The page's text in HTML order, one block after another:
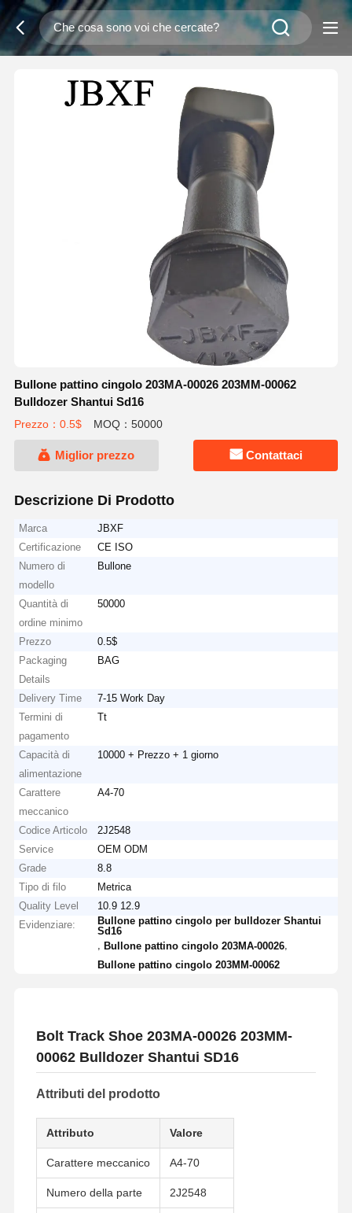
Bullone pattino cingolo 203MA-00026 203MM-00062
Bulldozer Shantui Sd16
Prezzo：0.5$ MOQ：50000
Miglior prezzo Contattaci
Descrizione Di Prodotto
Marca
JBXF
Certificazione
CE ISO
Numero di
modello
Bullone
Quantità di
ordine minimo
50000
Prezzo
0.5$
Packaging
Details
BAG
Delivery Time
7-15 Work Day
Termini di
pagamento
Tt
Capacità di
alimentazione
10000 + Prezzo + 1 giorno
Carattere
meccanico
A4-70
Codice Articolo
2J2548
Service
OEM ODM
Grade
8.8
Tipo di filo
Metrica
Quality Level
10.9 12.9
Evidenziare:
Bullone pattino cingolo per bulldozer Shantui
Sd16
,Bullone pattino cingolo 203MA-00026
Bullone pattino cingolo 203MM-00062
Bolt Track Shoe 203MA-00026 203MM-
00062 Bulldozer Shantui SD16
Attributi del prodotto
Attributo Valore
Carattere meccanico A4-70
Numero della parte 2J2548